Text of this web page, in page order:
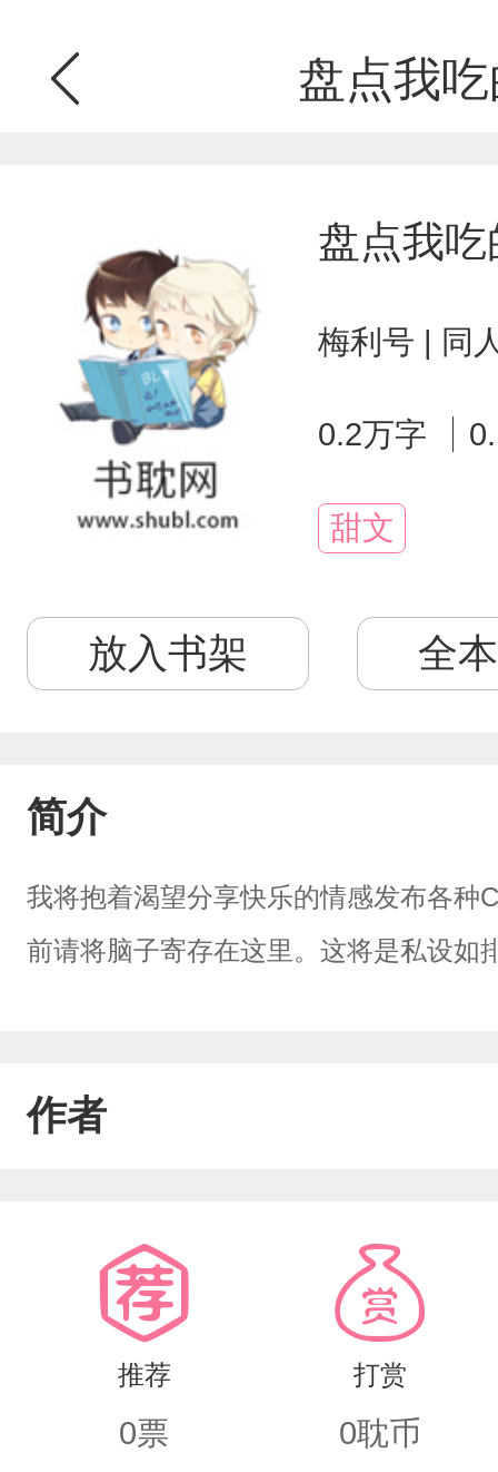
盘点我
盘点我
梅利号 | 同
0.2万字
甜文
放入书架 全
简介
我将抱着渴望分享快乐的情感发布各种
前请将脑子寄存在这里。这将是私设如
作者
推荐
0票
打赏
0耽币